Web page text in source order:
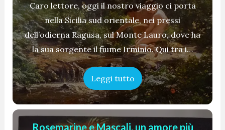
Caro lettore, oggi il nostro viaggio ci porta
nella Sicilia sud orientale, nei pressi
dell’odierna Ragusa, sul Monte Lauro, dove ha
la sua sorgente il fiume Irminio. Qui tra i…
Leggi tutto
Rosemarine e Mascali, un amore più